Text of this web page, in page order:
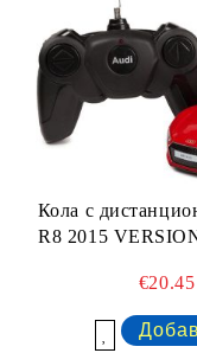
Кола с
R8 2015
€20.45